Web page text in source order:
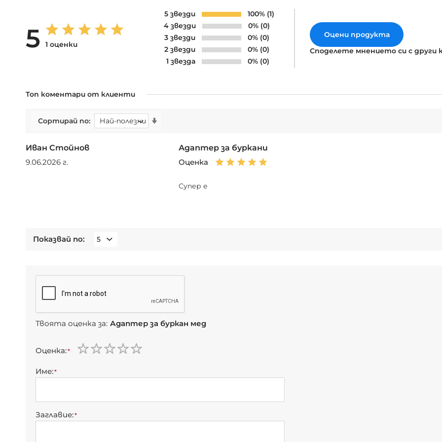
5 1 оценки
5 звезди
100% (1)
4 звезди
0% (0)
3 звезди
0% (0)
2 звезди
0% (0)
1 звезда
0% (0)
Оцени продукта
Споделете мнението си с други
Топ коментари от клиенти
Сортирай по
Иван Стойнов
9.06.2026 г.
Адаптер за буркани
Оценка
Супер е
Показвай по
Твоята оценка за: Адаптер за буркан мед
Оценка
Име
Заглавие